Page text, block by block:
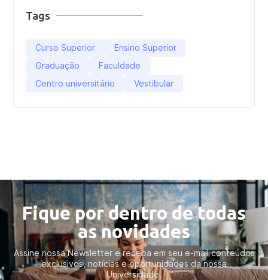
Tags
Curso Superior
Ensino Superior
Graduação
Faculdade
Centro universitário
Vestibular
Fique por dentro de todas
as novidades
Assine nossa Newsletter e receba em seu e-mail conteúdos
exclusivos, notícias e oportunidades da nossa
Universidade.